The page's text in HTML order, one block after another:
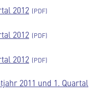
2012
2012
2012
2011 und 1. Quartal